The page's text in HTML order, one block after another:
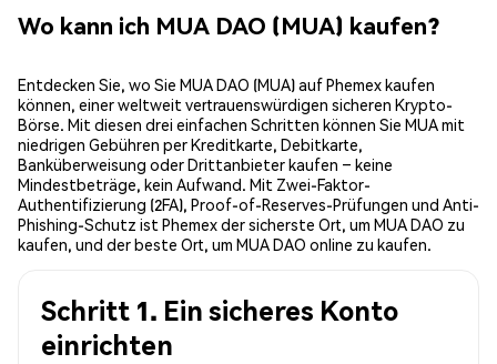
Wo kann ich MUA DAO (MUA) kaufen?
Entdecken Sie, wo Sie MUA DAO (MUA) auf Phemex kaufen
können, einer weltweit vertrauenswürdigen sicheren Krypto-
Börse. Mit diesen drei einfachen Schritten können Sie MUA mit
niedrigen Gebühren per Kreditkarte, Debitkarte,
Banküberweisung oder Drittanbieter kaufen – keine
Mindestbeträge, kein Aufwand. Mit Zwei-Faktor-
Authentifizierung (2FA), Proof-of-Reserves-Prüfungen und Anti-
Phishing-Schutz ist Phemex der sicherste Ort, um MUA DAO zu
kaufen, und der beste Ort, um MUA DAO online zu kaufen.
Schritt 1. Ein sicheres Konto
einrichten